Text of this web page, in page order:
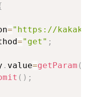
="https://
="get" ;
. value=getParam (
( ) ;